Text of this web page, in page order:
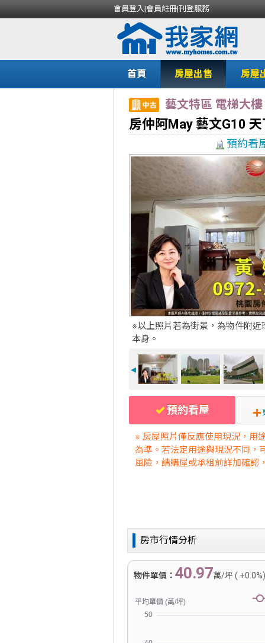
會員登入|會員註冊|刊登服務
首頁 房屋出售 房屋
藝文特區 電梯大樓
房仲阿May 藝文G10
預約看
※以上照片若為街景，為物件附近
本身。
◄
預約看屋
※ 房屋照片僅反應使用現況，用
為準。若法定用途與現況不同，
風險，請購屋或承租前詳加確認
房市行情分析
物件單價： 40.97萬/坪 (